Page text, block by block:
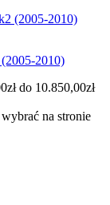
2010)
do 10.850,00zł
na stronie